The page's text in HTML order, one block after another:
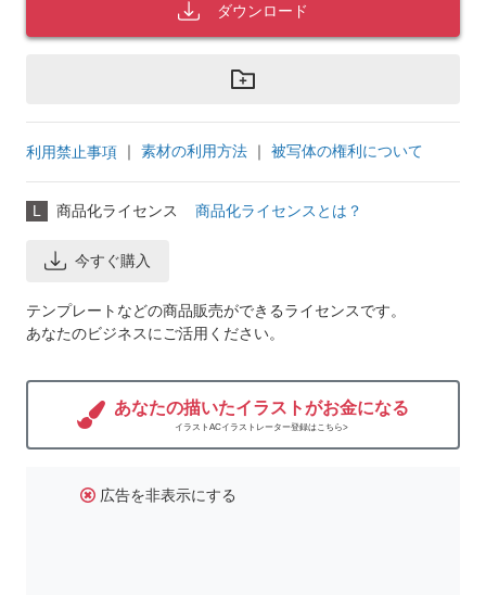
ダウンロード
利用禁止事項 ｜ 素材の利用方法 ｜ 被写体の権利について
L 商品化ライセンス 商品化ライセンスとは？
今すぐ購入
テンプレートなどの商品販売ができるライセンスです。
あなたのビジネスにご活用ください。
あなたの描いたイラストがお金になる
イラストACイラストレーター登録はこちら>
広告を非表示にする